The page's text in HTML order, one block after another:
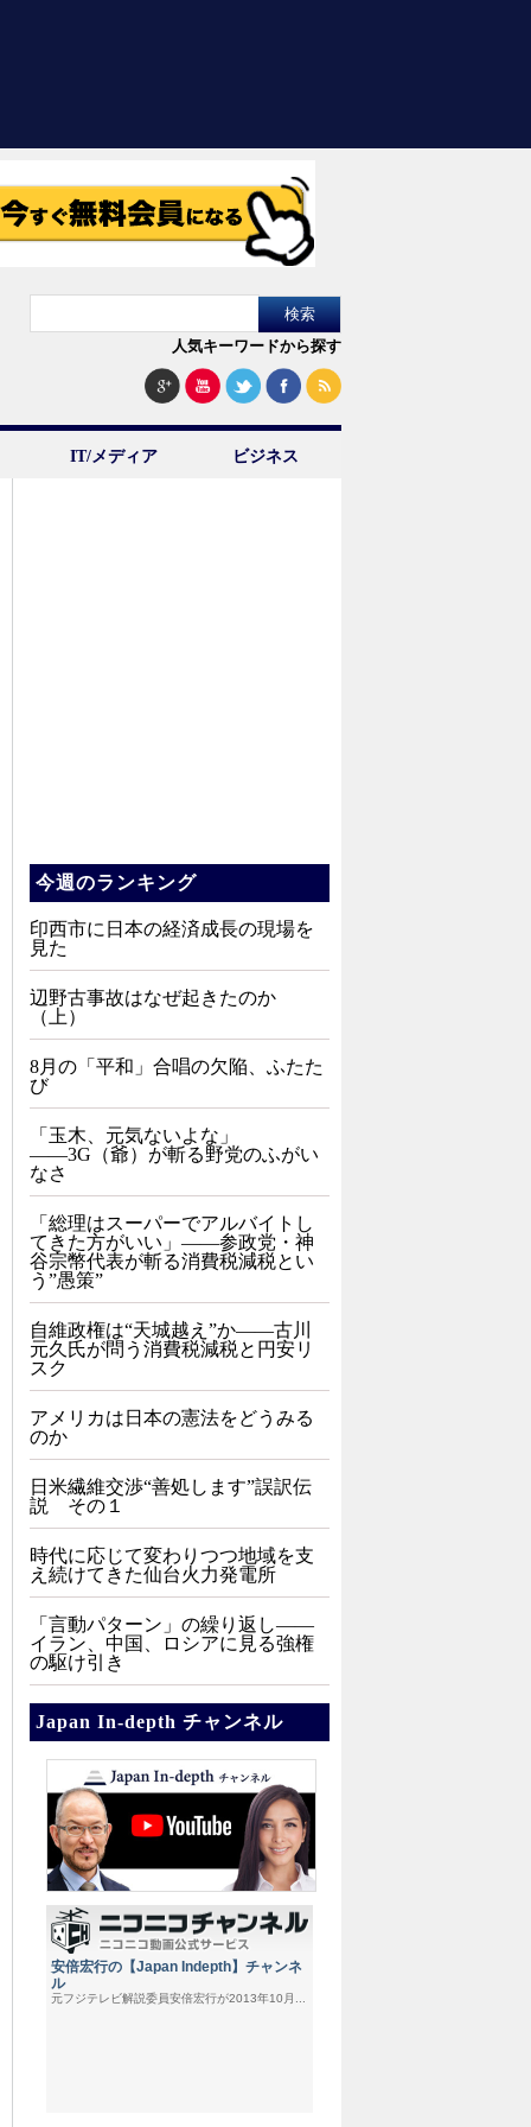
人気キーワードから探す
IT/メディア ビジネス
今週のランキング
印西市に日本の経済成長の現場を
見た
辺野古事故はなぜ起きたのか
（上）
8月の「平和」合唱の欠陥、ふたた
び
「玉木、元気ないよな」
――3G（爺）が斬る野党のふがい
なさ
「総理はスーパーでアルバイトし
てきた方がいい」――参政党・神
谷宗幣代表が斬る消費税減税とい
う”愚策”
自維政権は“天城越え”か――古川
元久氏が問う消費税減税と円安リ
スク
アメリカは日本の憲法をどうみる
のか
日米繊維交渉“善処します”誤訳伝
説 その１
時代に応じて変わりつつ地域を支
え続けてきた仙台火力発電所
「言動パターン」の繰り返し――
イラン、中国、ロシアに見る強権
の駆け引き
Japan In-depth チャンネル